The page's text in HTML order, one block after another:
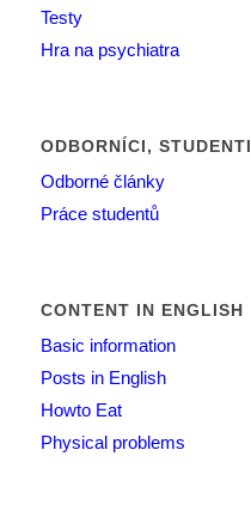
Testy
Hra na psychiatra
ODBORNÍCI, STUDENTI
Odborné články
Práce studentů
CONTENT IN ENGLISH
Basic information
Posts in English
Howto Eat
Physical problems